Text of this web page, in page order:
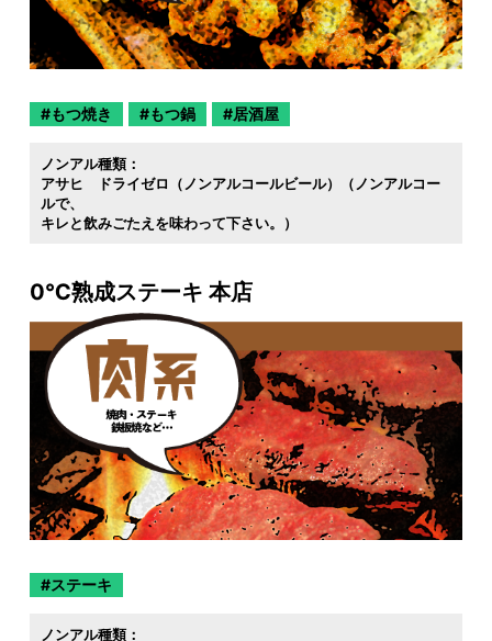
もつ焼き もつ鍋 居酒屋
ノンアル種類：
アサヒ ドライゼロ（ノンアルコールビール）（ノンアルコー
ルで
キレと飲みごたえを味わって下さい。）
0℃熟成ステーキ 本店
ステーキ
ノンアル種類：